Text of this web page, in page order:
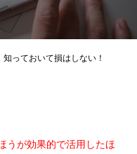
知っておいて損はしない！
うが効果的で活用したほ